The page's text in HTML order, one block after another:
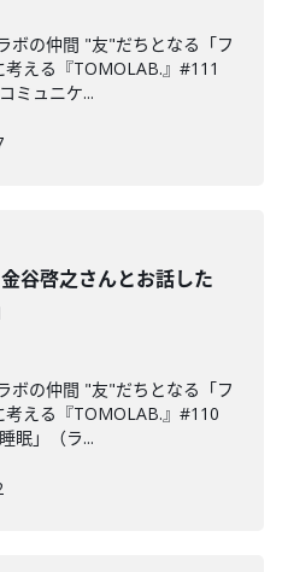
ボの仲間 "友"だちとなる「フ
える『TOMOLAB.』#111
ミュニケ...
谷啓之さんとお話した
ボの仲間 "友"だちとなる「フ
える『TOMOLAB.』#110
眠」（ラ...